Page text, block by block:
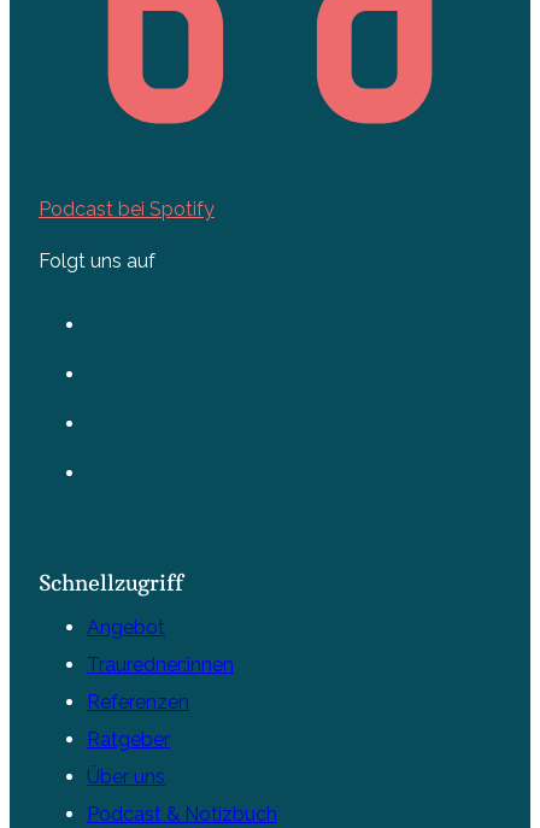
Podcast bei Spotify
Folgt uns auf
Schnellzugriff
Angebot
Trauredner:innen
Referenzen
Ratgeber
Über uns
Podcast & Notizbuch